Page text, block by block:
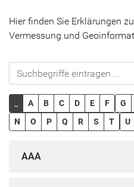
Hier finden Sie Erklärungen
Vermessung und
A B C D E F G
N
O P Q R S T U
AAA